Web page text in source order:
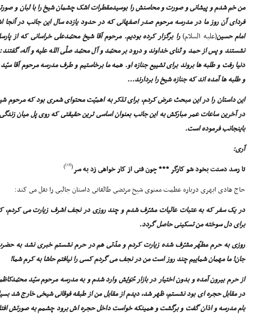
من خم شدم و پیشانى و صورت و محاسنش را بوسیدمقطرات اشک چشمان شیخ را با لبان و
فرداى آن روز ما در مدرسه مرحوم صدر اصفهانى که در حدود یازده سال این جانب در آنجا
امام حسین(علیه السلام)را برگزار کرده بودیم. مرحوم آقا شیخ محمّدعلى خراسانى که از
نشستند و پس از حمد و ثناى خداوند و درود بر محمّد و آل محمّد صلّى الله علیه و آله، گفتند:
دنیا رفت و طلبه ها بروند براى تشییع جنازه او. همه ما برخاستیم و طرف مدرسه مرحوم آقا
و طلبه ها آمده اند که جنازه شیخ را بردارند...
این داستان را در این مبحث عرض کردم، براى تذکر به اهمیّت محتواى شعرى بود که مرحوم
در آخرین ساعات عمر مبارکش به این جانب بعنوان اساسى ترین حقیقتى که روى پل میان
باینجانب فرموده است.
آرى:
تا رسد دستت بخود شو کارگر *** چون فتى از کار خواهى زد به سر(
[18]
)
حاج هادى ابهرى درباره عظمت معنوى شیخ مرتضى طالقانى داستان جالبى را نقل مى کند:
در یک سفر که به عتبات عالیات مشرّف شدم و چند روزى در نجف اشرف زیارت مى کردم، کسى
براى دل سوخته من تسکینى حاصل گردد.
روزى به حرم مطهّر مشرّف شده زیارت کردم و مدّتى هم در حرم نشستم خبرى نشد به حضرت
جان! ما مهمان شماییم چند روز است من در نجف مى گردم کسى را نیافتم حاشا به کرم شما!
از حرم بیرون آمده و بدون اختیار در بازار حُوَیْش وارد شدم و به مدرسه مرحوم سیّد
در مقابل حجره اى بود نشستم، ظهر شد، دیدم از مقابل من از طبقه فوقانى شیخى خارج شد
بام مدرسه و اذان گفت و برگشت و همینکه خواست داخل حجره اش برود چشمم به صورتش